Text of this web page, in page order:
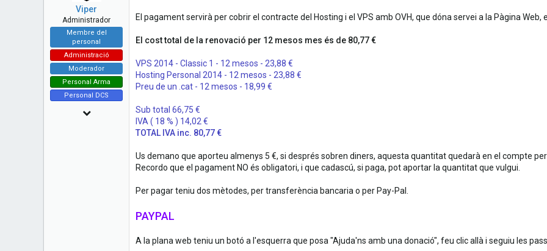
t
r
e
Viper
Administrador
Membre del
personal
Administració
Moderador
Personal Arma
Personal DCS
14 Juny 2010
El pagament servirà per cobrir el contracte del Hosting i el VPS amb OVH, que dóna servei a la Pàgina Web,
El cost total de la renovació per 12 mesos mes és de 80,77 €
VPS 2014 - Classic 1 - 12 mesos - 23,88 €
Hosting Personal 2014 - 12 mesos - 23,88 €
Preu de un .cat - 12 mesos - 18,99 €
Sub total 66,75 €
IVA ( 18 % ) 14,02 €
TOTAL IVA inc. 80,77 €
Us demano que aporteu almenys 5 €, si després sobren diners, aquesta quantitat quedarà en el compte
Recordo que el pagament NO és obligatori, i que cadascú, si paga, pot aportar la quantitat que vulgui.
Per pagar teniu dos mètodes, per transferència bancaria o per Pay-Pal.
PAYPAL
A la plana web teniu un botó a l'esquerra que posa "Ajuda'ns amb una donació", feu clic allà i seguiu les